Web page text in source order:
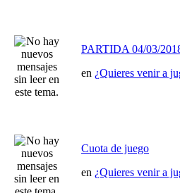
PARTIDA 04/03/
en ¿Quieres venir a
Cuota de juego
en ¿Quieres venir a